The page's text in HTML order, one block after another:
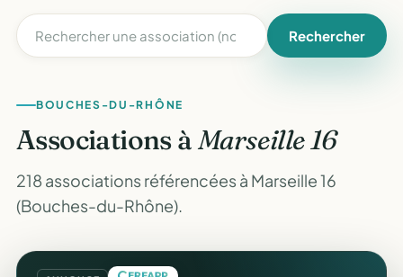
Rechercher
BOUCHES-DU-RHÔNE
Associations àMarseille 16
218 associations référencées à Marseille 16
(Bouches-du-Rhône).